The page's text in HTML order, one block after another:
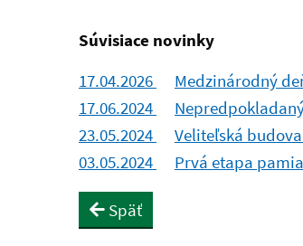
Súvisiace novinky
17.04.2026
Medzinárodný
17.06.2024
23.05.2024
Veliteľská
03.05.2024
Prvá etapa
Späť